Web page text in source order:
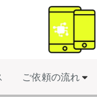
ご依頼の流れ